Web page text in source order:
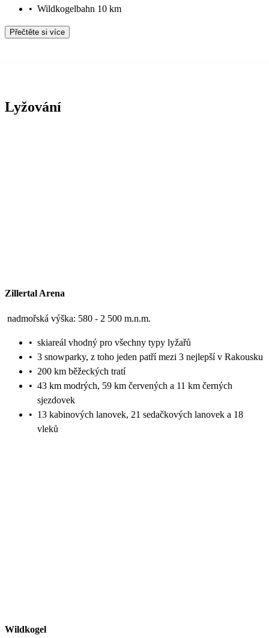
• Wildkogelbahn 10 km
Přečtěte si více
Lyžování
Zillertal Arena
nadmořská výška: 580 - 2 500 m.n.m.
• skiareál vhodný pro všechny typy lyžařů
• 3 snowparky, z toho jeden patří mezi 3 nejlepší v Rakousku
• 200 km běžeckých tratí
• 43 km modrých, 59 km červených a 11 km černých
sjezdovek
• 13 kabinových lanovek, 21 sedačkových lanovek a 18
vleků
Wildkogel